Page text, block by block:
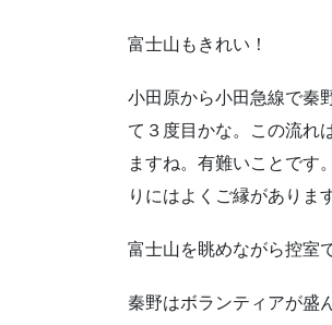
富士山もきれい！
小田原から小田急線で秦
て３度目かな。この流れ
ますね。有難いことです
りにはよくご縁がありま
富士山を眺めながら控室
秦野はボランティアが盛